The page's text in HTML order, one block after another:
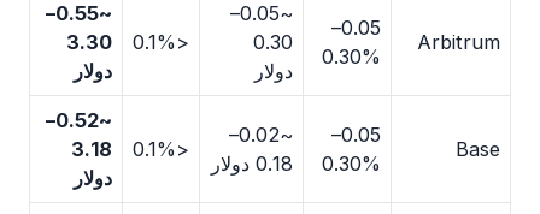
Arbitrum
0.05–
0.30%
~0.05–
0.30
دولار
<0.1%
~0.55–
3.30
دولار
Base
0.05–
0.30%
~0.02–
0.18 دولار
<0.1%
~0.52–
3.18
دولار